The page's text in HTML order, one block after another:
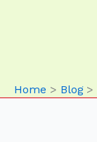
Home Blog